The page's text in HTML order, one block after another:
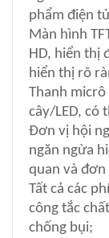
phẩm điện
Màn hình
HD, hiển thị
hiển thị rõ
Thanh micrô
cây/LED, có
Đơn vị hội
ngăn ngừa
quan và đơn
Tất cả các
công tắc
chống bụi;